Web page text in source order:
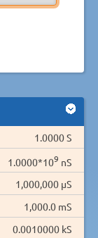
1.0000 S
1.0000*109 nS
1,000,000 µS
1,000.0 mS
0.0010000 kS